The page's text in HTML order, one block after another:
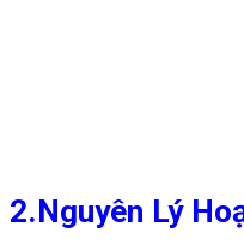
2.Nguyên Lý